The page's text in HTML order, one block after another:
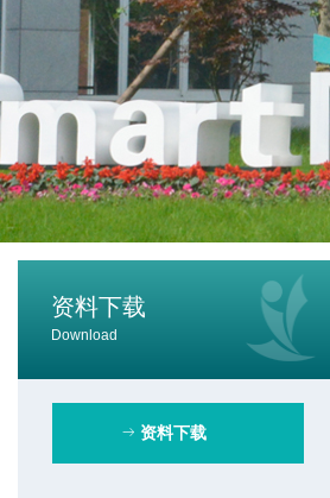
资料下载
Download
ꁹ 资料下载